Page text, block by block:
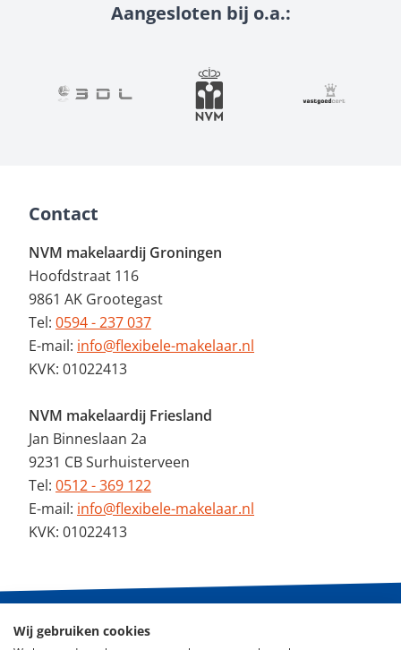
Aangesloten bij o.a.:
Contact
NVM makelaardij Groningen
Hoofdstraat 116
9861 AK Grootegast
Tel: 0594 - 237 037
E-mail: info@flexibele-makelaar.nl
KVK: 01022413
NVM makelaardij Friesland
Jan Binneslaan 2a
9231 CB Surhuisterveen
Tel: 0512 - 369 122
E-mail: info@flexibele-makelaar.nl
KVK: 01022413
© 2026 - De Flexibele Makelaar NVM
Wij gebruiken cookies